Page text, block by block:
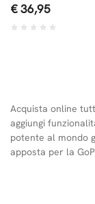
€ 36,95
Acquista online
aggiungi
potente al mondo
apposta per la